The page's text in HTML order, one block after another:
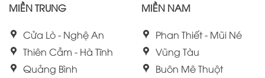
MIỀN TRUNG
Cửa Lò - Nghệ An
Thiên Cầm - Hà Tĩnh
Quảng Bình
MIỀN NAM
Phan Thiết - Mũi Né
Vũng Tàu
Buôn Mê Thuột